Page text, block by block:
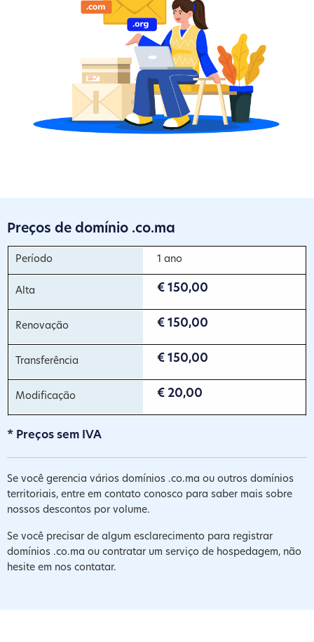
Preços de domínio .co.ma
1 ano
€ 150,00
€ 150,00
€ 150,00
€ 20,00
* Preços sem IVA
Se você gerencia vários domínios .co.ma ou outros domínios
territoriais, entre em contato conosco para saber mais sobre
nossos descontos por volume.
Se você precisar de algum esclarecimento para registrar
domínios .co.ma ou contratar um serviço de hospedagem, não
hesite em nos contatar.